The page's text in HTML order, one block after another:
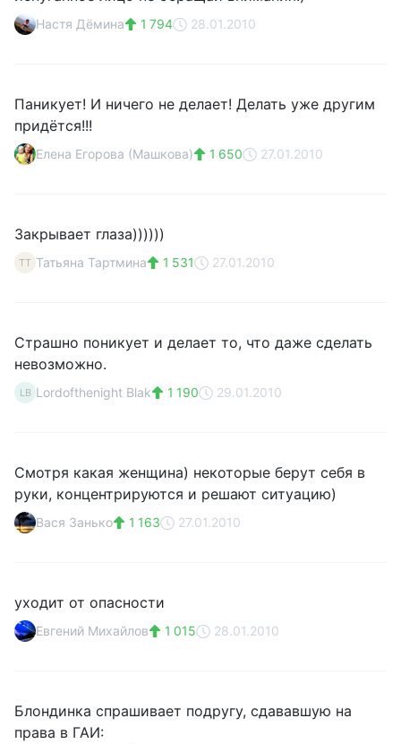
Настя Дёмина 1 794 28.01.2010
Паникует! И ничего не делает! Делать уже другим
придётся!!!
Елена Егорова (Машкова) 1 650 27.01.2010
Закрывает глаза))))))
ТТ Татьяна Тартмина 1 531 27.01.2010
Страшно поникует и делает то, что даже сделать
невозможно.
LB Lordofthenight Blak 1 190 29.01.2010
Смотря какая женщина) некоторые берут себя в
руки, концентрируются и решают ситуацию)
Вася Занько 1 163 27.01.2010
уходит от опасности
Евгений Михайлов 1 015 28.01.2010
Блондинка спрашивает подругу, сдававшую на
права в ГАИ: